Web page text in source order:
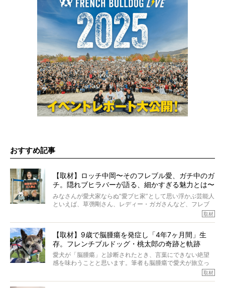
おすすめ記事
【取材】ロッチ中岡〜そのフレブル愛、ガチ中のガ
チ。隠れブヒラバーが語る、細かすぎる魅力とは〜
【前編】
みなさんが愛犬家ならぬ“愛ブヒ家”として思い浮かぶ芸能人
といえば、草彅剛さん、レディー・ガガさんなど、フレブ
ルを飼っている方が多いと思います。が、ロッチ中岡さん
も、じつは大のフレブルラバーだというのをご存知です
んのインスタグラムを覗くと、たくさんのフレブルアカウ
ントがフォローされていて、わが『FRENCH BULLDOG
LIFE』モデルのnicoやトーラスも、その中の一頭。
そんな中岡さんに、フレブルの魅力を語っていただきまし
た。そのブヒ愛っぷりは、思ってた以上！ ガチ中のガチ
取材
【取材】9歳で脳腫瘍を発症し「4年7ヶ月間」生
存。フレンチブルドッグ・桃太郎の奇跡と軌跡
愛犬が「脳腫瘍」と診断されたとき、言葉にできない絶望
感を味わうことと思います。筆者も脳腫瘍で愛犬が旅立っ
たひとり。だからこそ、どれほど厄介で困難な病気かを理
解をしているつもりです。「発症から1年生存すれば素晴ら
取材